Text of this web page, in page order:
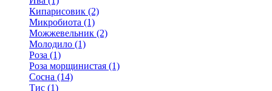
Кипарисовик (2)
Микробиота (1)
Можжевельник (2)
Молодило (1)
Роза (1)
Роза морщинистая (1)
Сосна (14)
Тис (1)